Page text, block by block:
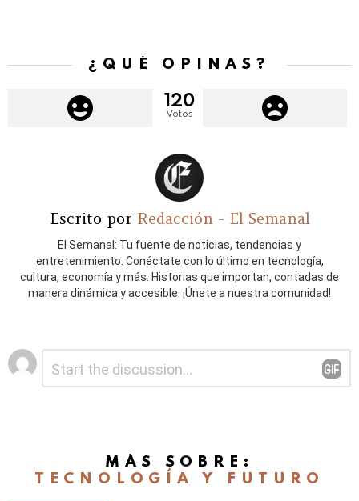
¿QUÉ OPINAS?
120
Votos
Escrito por Redacción - El Semanal
El Semanal: Tu fuente de noticias, tendencias y
entretenimiento. Conéctate con lo último en tecnología,
cultura, economía y más. Historias que importan, contadas de
manera dinámica y accesible. ¡Únete a nuestra comunidad!
Deja
una
MÁS SOBRE:
TECNOLOGÍA Y FUTURO